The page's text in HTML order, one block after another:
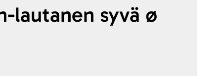
lautanen syvä ø